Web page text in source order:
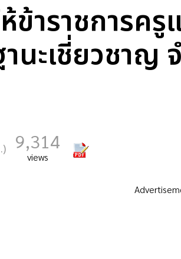
าราชการค
นะเชี่ยวชาญ
9,314
views